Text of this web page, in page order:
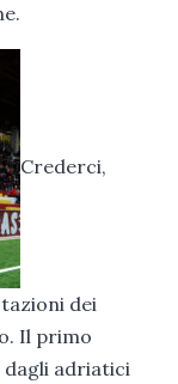
Crederci,
dei
Il primo
dagli adriatici